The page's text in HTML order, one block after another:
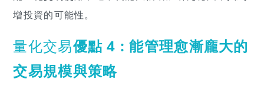
增投資的可能性。
量化交易優點 4 : 能管理愈漸龐大的
交易規模與策略